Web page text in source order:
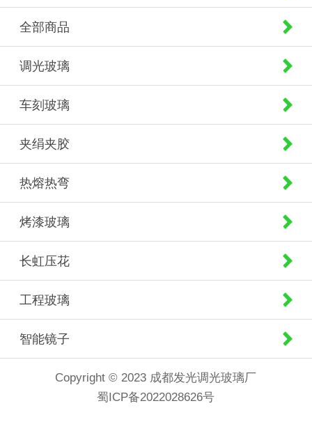
全部商品
调光玻璃
车刻玻璃
夹绢夹胶
热熔热弯
烤漆玻璃
长虹压花
工程玻璃
智能镜子
Copyright © 2023 成都发光调光玻璃厂
蜀ICP备2022028626号